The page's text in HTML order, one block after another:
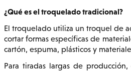
¿Qué es el troquelado tradicional?
El troquelado utiliza un troquel de
cortar formas específicas de
cartón, espuma, plásticos y
Para tiradas largas de